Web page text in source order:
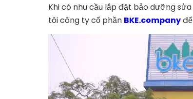
Khi có nhu cầu lắp đặt bảo dưỡng
tôi công ty cổ phần BKE.company